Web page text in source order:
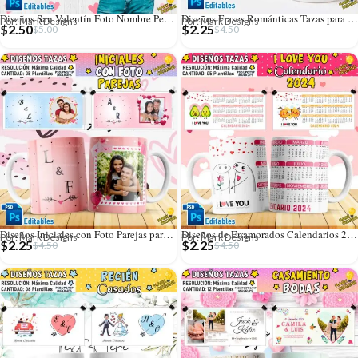
Diseños San Valentín Foto Nombre Personalizado Camisetas
Por: Mark Designs
$5.00
$2.50
Diseños Frases Románticas Tazas para San Valentín
Por: Mark Designs
$4.50
$2.25
Diseños Iniciales con Foto Parejas para Tazas
Por: Mark Designs
$4.50
$2.25
Diseños de Enamorados Calendarios 2024 para Tazas
Por: Mark Designs
$4.50
$2.25